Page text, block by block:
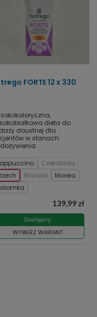
FORTE 12 x 330
dieta do
doustnej dla
w stanach
Czekolada
Wanilia
Morela
Dostępny
WYBIERZ WARIANT
139,99 zł